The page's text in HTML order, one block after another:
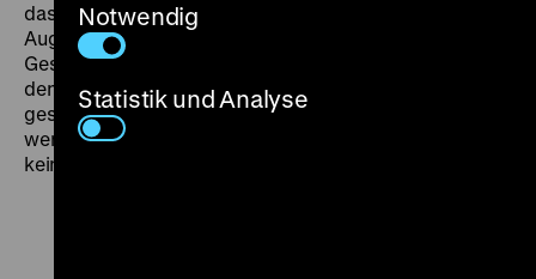
das Thema.Muistoentstand im wohl letzten
Augenblick, da Zeitzeugengespräche zu diesem Stück
Geschichte noch sinnstiftend möglich waren. Worte,
denen man oft anmerkt, wie lange sie schon
gesprochen, für die Nachwelt zu Protokoll gegeben
werden wollten, müssen hier jene Bilder evozieren, die
kein Kameramann machte. (om)
Notwendig
Statistik und Analyse